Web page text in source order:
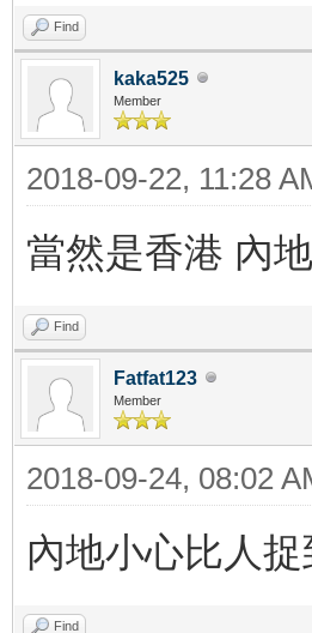
Find
kaka525
Member
2018-09-22, 11:28
當然是香港 內
Find
Fatfat123
Member
2018-09-24, 08:02
內地小心比人
Find